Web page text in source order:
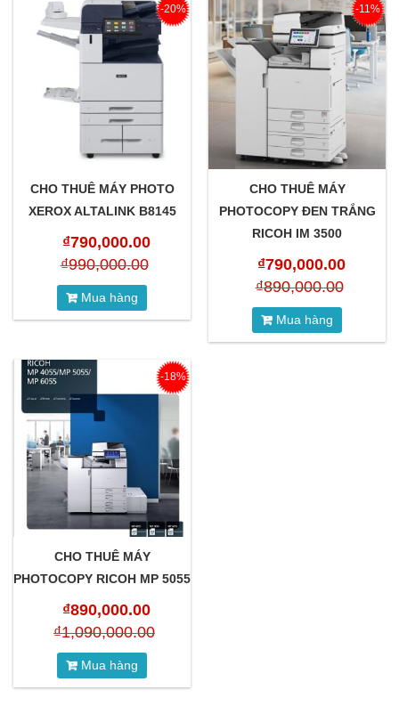
CHO THUÊ MÁY PHOTO
XEROX ALTALINK B8145
₫790,000.00
₫990,000.00
Mua hàng
-20%
CHO THUÊ MÁY
PHOTOCOPY ĐEN TRẮNG
RICOH IM 3500
₫790,000.00
₫890,000.00
Mua hàng
-11%
CHO THUÊ MÁY
PHOTOCOPY RICOH MP 5055
₫890,000.00
₫1,090,000.00
Mua hàng
-18%